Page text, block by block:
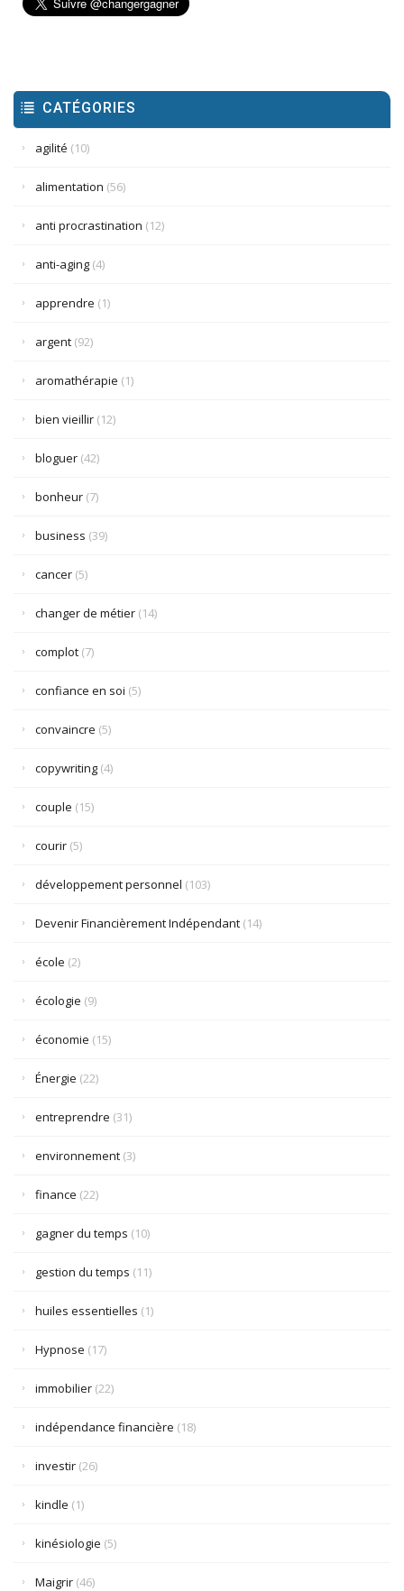
CATÉGORIES
agilité (10)
alimentation (56)
anti procrastination (12)
anti-aging (4)
apprendre (1)
argent (92)
aromathérapie (1)
bien vieillir (12)
bloguer (42)
bonheur (7)
business (39)
cancer (5)
changer de métier (14)
complot (7)
confiance en soi (5)
convaincre (5)
copywriting (4)
couple (15)
courir (5)
développement personnel (103)
Devenir Financièrement Indépendant (14)
école (2)
écologie (9)
économie (15)
Énergie (22)
entreprendre (31)
environnement (3)
finance (22)
gagner du temps (10)
gestion du temps (11)
huiles essentielles (1)
Hypnose (17)
immobilier (22)
indépendance financière (18)
investir (26)
kindle (1)
kinésiologie (5)
Maigrir (46)